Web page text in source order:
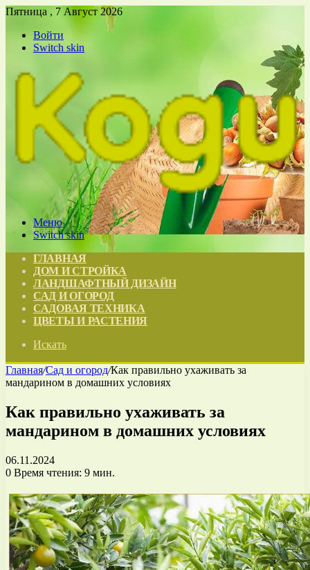
Пятница , 7 Август 2026
Войти
Switch skin
Меню
Switch skin
ГЛАВНАЯ
ДОМ И СТРОЙКА
ЛАНДШАФТНЫЙ ДИЗАЙН
САД И ОГОРОД
САДОВАЯ ТЕХНИКА
ЦВЕТЫ И РАСТЕНИЯ
Искать
Главная/Сад и огород/Как правильно ухаживать за
мандарином в домашних условиях
Как правильно ухаживать за
мандарином в домашних условиях
06.11.2024
0 Время чтения: 9 мин.